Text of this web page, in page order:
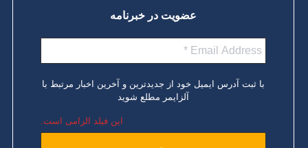
عضویت در خبرنامه
با ثبت آدرس ایمیل خود از جدیدترین و آخرین اخبار مرتبط با
آلزایمر مطلع شوید
این فیلد الزامی است.